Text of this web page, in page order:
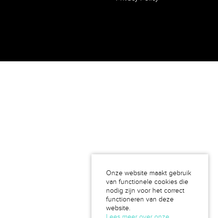
Onze website maakt gebruik
van functionele cookies die
nodig zijn voor het correct
functioneren van deze
website.
Lees meer over onze